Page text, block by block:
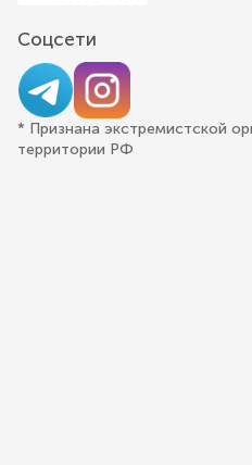
Соцсети
* Признана экстремистской
территории РФ